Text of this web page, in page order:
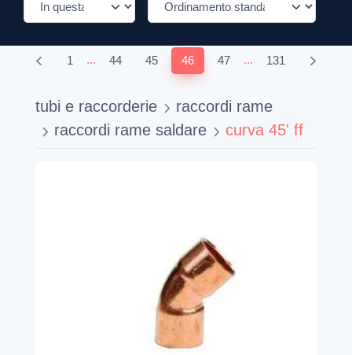
1 ... 44 45 46 47 ... 131
tubi e raccorderie
raccordi rame
raccordi rame saldare
curva 45' ff